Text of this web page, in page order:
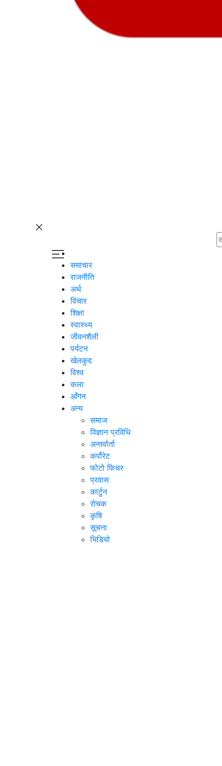
समाचार
राजनीति
अर्थ
विचार
शिक्षा
स्वास्थ्य
जीवनशैली
पर्यटन
खेलकुद
विश्व
कला
आँगन
अन्य
समाज
विज्ञान प्रविधि
अन्तर्वार्ता
कर्पोरेट
फोटो फिचर
प्रवास
कार्टुन
रोचक
कृषि
सूचना
भिडियो